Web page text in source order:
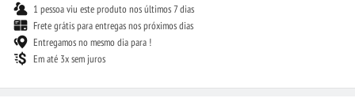
1 pessoa viu este produto nos últimos 7 dias
Frete grátis para entregas nos próximos dias
Entregamos no mesmo dia para !
Em até 3x sem juros